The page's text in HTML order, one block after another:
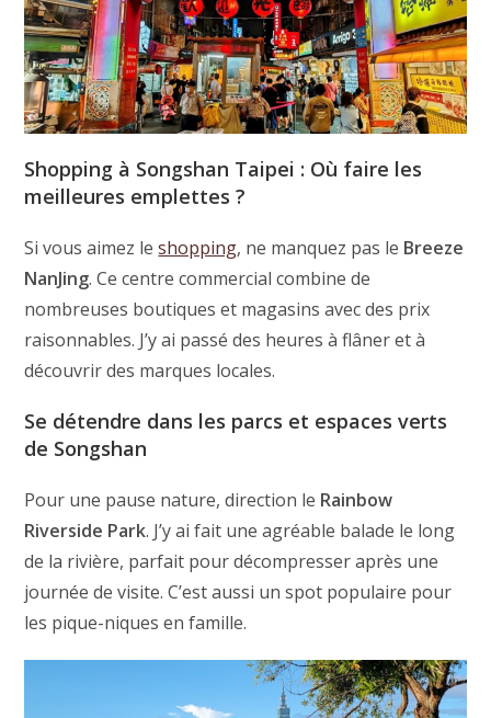
Shopping à Songshan Taipei : Où faire les
meilleures emplettes ?
Si vous aimez leshopping, ne manquez pas le Breeze
NanJing. Ce centre commercial combine de
nombreuses boutiques et magasins avec des prix
raisonnables. J’y ai passé des heures à flâner et à
découvrir des marques locales.
Se détendre dans les parcs et espaces verts
de Songshan
Pour une pause nature, direction le Rainbow
Riverside Park. J’y ai fait une agréable balade le long
de la rivière, parfait pour décompresser après une
journée de visite. C’est aussi un spot populaire pour
les pique-niques en famille.